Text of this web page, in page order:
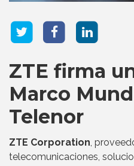
ZTE firma
Marco
Telenor
ZTE Corporation,
telecomunicaciones,